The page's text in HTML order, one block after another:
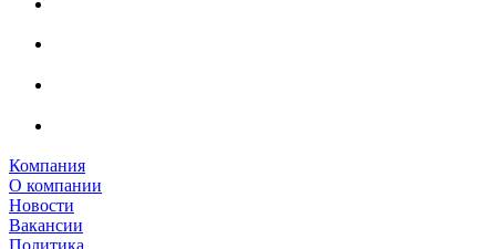
Компания
О компании
Новости
Вакансии